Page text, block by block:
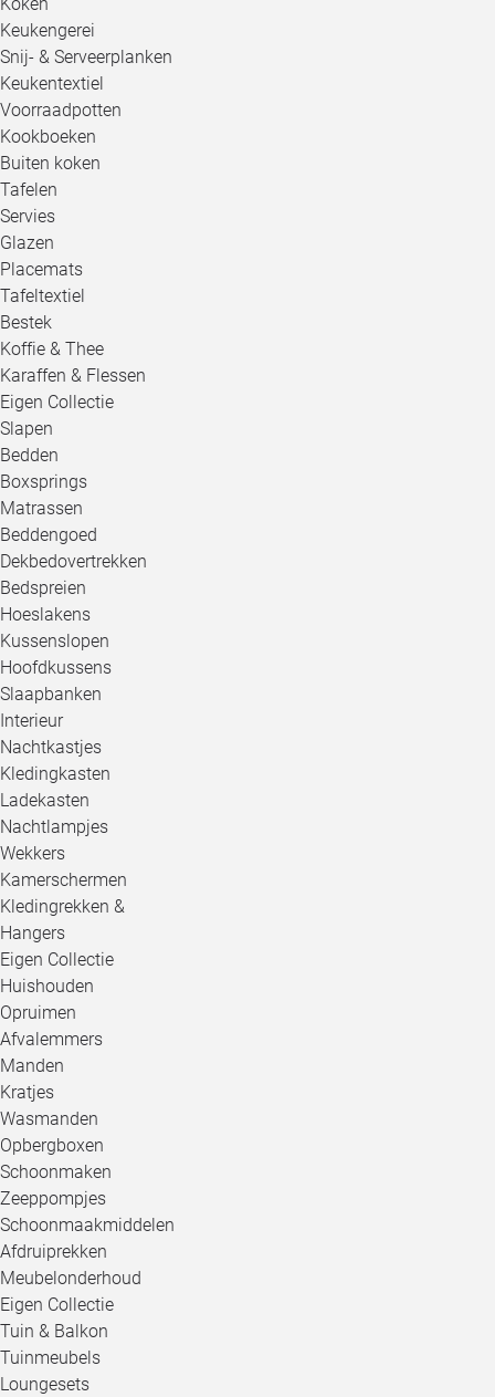
Keukengerei
Snij- & Serveerplanken
Keukentextiel
Voorraadpotten
Kookboeken
Buiten koken
Tafelen
Servies
Glazen
Placemats
Tafeltextiel
Bestek
Koffie & Thee
Karaffen & Flessen
Eigen Collectie
Slapen
Bedden
Boxsprings
Matrassen
Beddengoed
Dekbedovertrekken
Bedspreien
Hoeslakens
Kussenslopen
Hoofdkussens
Slaapbanken
Interieur
Nachtkastjes
Kledingkasten
Ladekasten
Nachtlampjes
Wekkers
Kamerschermen
Kledingrekken &
Hangers
Eigen Collectie
Huishouden
Opruimen
Afvalemmers
Manden
Kratjes
Wasmanden
Opbergboxen
Schoonmaken
Zeeppompjes
Schoonmaakmiddelen
Afdruiprekken
Meubelonderhoud
Eigen Collectie
Tuin & Balkon
Tuinmeubels
Loungesets